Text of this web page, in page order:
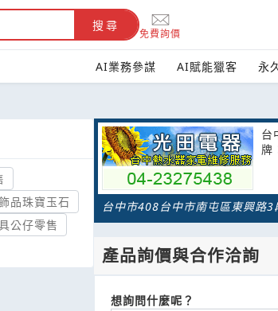
搜尋
免費詢價
AI業務參謀 AI賦能獵客 永
品珠寶玉石
公仔零售
台
牌
台中市408台中市南屯區東興路
產品詢價與合作洽詢
想詢問什麼呢？